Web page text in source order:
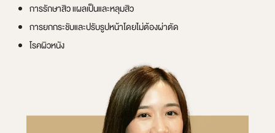
การรักษาสิว แผลเป็นและหลุมสิว
การยกกระชับและปรับรูปหน้าโดยไม่ต้องผ่าตัด
โรคผิวหนัง